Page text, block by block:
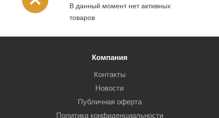
В данный момент нет активных
товаров
Компания
Контакты
Новости
Публичная оферта
Политика конфиденциальности